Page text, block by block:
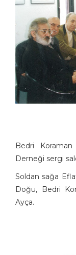
Bedri Koraman
Derneği sergi
Soldan sağa
Doğu, Bedri
Ayça.